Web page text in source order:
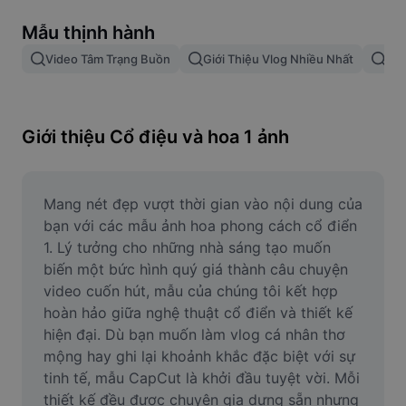
Gộp hình ảnh
Điều chỉnh kích thước hình ảnh
Công cụ tạo meme
AI Text Remover
AI People Remover
AI Inpainting
Face Cutout
Mẫu thịnh hành
Video Tâm Trạng Buồn Giới Thiệu Vlog Nhiều Nhất
Giới thiệu Cổ điệu và hoa 1 ảnh
Mang nét đẹp vượt thời gian vào nội dung của
bạn với các mẫu ảnh hoa phong cách cổ điển
1. Lý tưởng cho những nhà sáng tạo muốn
biến một bức hình quý giá thành câu chuyện
video cuốn hút, mẫu của chúng tôi kết hợp
hoàn hảo giữa nghệ thuật cổ điển và thiết kế
hiện đại. Dù bạn muốn làm vlog cá nhân thơ
mộng hay ghi lại khoảnh khắc đặc biệt với sự
tinh tế, mẫu CapCut là khởi đầu tuyệt vời. Mỗi
thiết kế đều được chuyên gia dựng sẵn nhưng